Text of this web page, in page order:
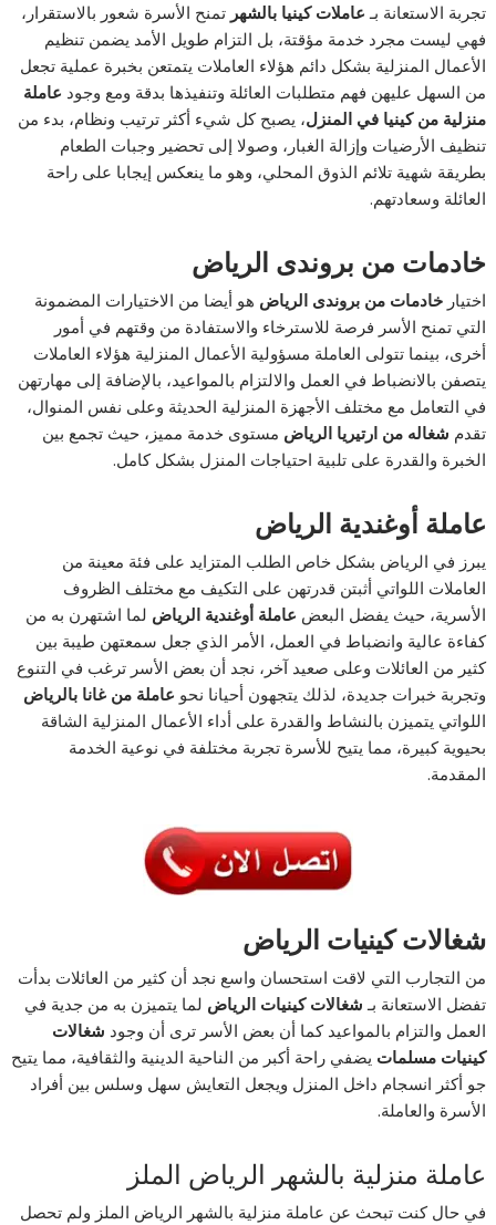
تجربة الاستعانة بـ عاملات كينيا بالشهر تمنح الأسرة شعور بالاستقرار،
فهي ليست مجرد خدمة مؤقتة، بل التزام طويل الأمد يضمن تنظيم
الأعمال المنزلية بشكل دائم هؤلاء العاملات يتمتعن بخبرة عملية تجعل
من السهل عليهن فهم متطلبات العائلة وتنفيذها بدقة ومع وجود عاملة
منزلية من كينيا في المنزل، يصبح كل شيء أكثر ترتيب ونظام، بدء من
تنظيف الأرضيات وإزالة الغبار، وصولا إلى تحضير وجبات الطعام
بطريقة شهية تلائم الذوق المحلي، وهو ما ينعكس إيجابا على راحة
العائلة وسعادتهم.
خادمات من بروندى الرياض
اختيارخادمات من بروندى الرياض هو أيضا من الاختيارات المضمونة
التي تمنح الأسر فرصة للاسترخاء والاستفادة من وقتهم في أمور
أخرى، بينما تتولى العاملة مسؤولية الأعمال المنزلية هؤلاء العاملات
يتصفن بالانضباط في العمل والالتزام بالمواعيد، بالإضافة إلى مهارتهن
في التعامل مع مختلف الأجهزة المنزلية الحديثة وعلى نفس المنوال،
تقدم شغاله من ارتيريا الرياض مستوى خدمة مميز، حيث تجمع بين
الخبرة والقدرة على تلبية احتياجات المنزل بشكل كامل.
عاملة أوغندية الرياض
يبرز في الرياض بشكل خاص الطلب المتزايد على فئة معينة من
العاملات اللواتي أثبتن قدرتهن على التكيف مع مختلف الظروف
الأسرية، حيث يفضل البعض عاملة أوغندية الرياض لما اشتهرن به من
كفاءة عالية وانضباط في العمل، الأمر الذي جعل سمعتهن طيبة بين
كثير من العائلات وعلى صعيد آخر، نجد أن بعض الأسر ترغب في التنوع
وتجربة خبرات جديدة، لذلك يتجهون أحيانا نحو عاملة من غانا بالرياض
اللواتي يتميزن بالنشاط والقدرة على أداء الأعمال المنزلية الشاقة
بحيوية كبيرة، مما يتيح للأسرة تجربة مختلفة في نوعية الخدمة
المقدمة.
شغالات كينيات الرياض
من التجارب التي لاقت استحسان واسع نجد أن كثير من العائلات بدأت
تفضل الاستعانة بـ شغالات كينيات الرياض لما يتميزن به من جدية في
العمل والتزام بالمواعيد كما أن بعض الأسر ترى أن وجود شغالات
كينيات مسلمات يضفي راحة أكبر من الناحية الدينية والثقافية، مما يتيح
جو أكثر انسجام داخل المنزل ويجعل التعايش سهل وسلس بين أفراد
الأسرة والعاملة.
عاملة منزلية بالشهر الرياض الملز
في حال كنت تبحث عن عاملة منزلية بالشهر الرياض الملز ولم تحصل